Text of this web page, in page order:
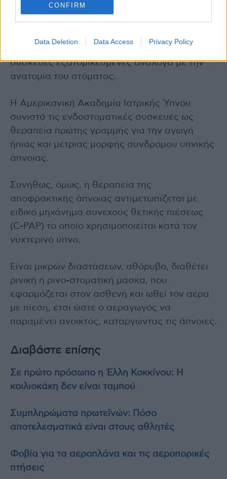
CONFIRM
Data Deletion Data Access Privacy Policy
νάρθηκες ή μασελάκια) οι οποίες προωθούν
την κάτω γνάθο και τη γλώσσα σε πιο πρόσθια
θέση κατά τη διάρκεια του ύπνου, έτσι ώστε ο
συσκευές εξατομικευμένες ανάλογα με την
ανατομία του στόματος.
Η Αμερικανική Ακαδημία Ιατρικής Ύπνου
συνιστά τις ενδοστοματικές συσκευές ως
θεραπεία πρώτης γραμμής για την αγωγή
ήπιας και μέτριας μορφής συνδρόμου υπνικής
άπνοιας.
Συνήθως, όμως, η θεραπεία της
αποφρακτικής άπνοιας αντιμετωπίζεται με
ειδικό μηχάνημα συνεχούς θετικής πιέσεως
(C-PAP) το οποίο χρησιμοποιείται κατά τον
νυχτερινό ύπνο.
Είναι μικρών διαστάσεων, αθόρυβο, διαθέτει
ρινική ή ρινο-στοματική μάσκα, που
εφαρμόζεται στον ασθενή και ωθεί τον αέρα
με πίεση, έτσι ώστε ο αεραγωγός να
παραμένει ανοικτός, καταργώντας τις άπνοιες.
Διαβάστε επίσης
Σε πρώτο πρόσωπο η Έλλη Κοκκίνου: Η
κοιλιοκάκη δεν είναι ταμπού
Συμπληρώματα πρωτεϊνών: Πόσο
αποτελεσματικά είναι στους αθλητές
Φοβία για τα αεροπλάνα και τις αεροπορικές
πτήσεις